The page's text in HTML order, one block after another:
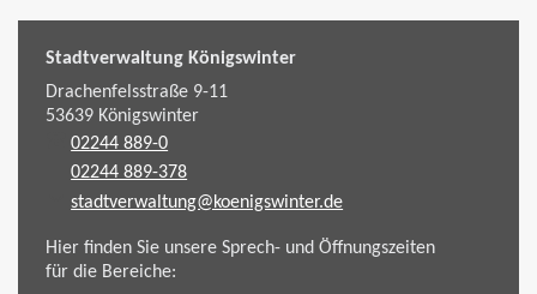
Stadtverwaltung Königswinter
Drachenfelsstraße 9-11
53639Königswinter
02244 889-0
02244 889-378
stadtverwaltung@koenigswinter.de
Hier finden Sie unsere Sprech- und Öffnungszeiten
für die Bereiche: